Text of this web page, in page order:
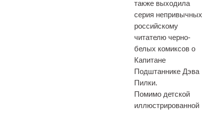
также выходила
серия непривычных
российскому
читателю черно-
белых комиксов о
Капитане
Подштаннике Дэва
Пилки.
Помимо детской
иллюстрированной